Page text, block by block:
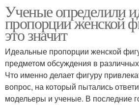
Ученые определили
пропорции женской
это значит
Идеальные пропорции женской
предметом обсуждения в различных
Что именно делает фигуру
вопрос, на который пытались
модельеры и ученые. В последние